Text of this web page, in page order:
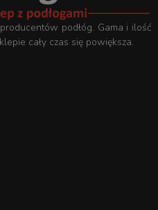
podłóg. Gama i ilość
cały czas się powiększa.